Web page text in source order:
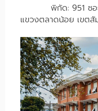
พิกัด: 951 ซอยเ
แขวงตลาดน้อย เขต